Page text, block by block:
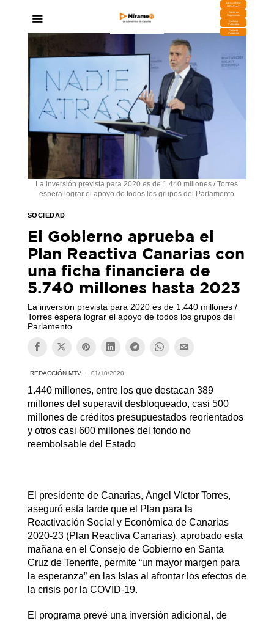
DESCARGA
MIRAPLAY
Buzón de
Sugerencias
Contratar
Publicidad
Contacto
Comercial
La inversión prevista para 2020 es de 1.440 millones / Torres
espera lograr el apoyo de todos los grupos del Parlamento
SOCIEDAD
El Gobierno aprueba el
Plan Reactiva Canarias con
una ficha financiera de
5.740 millones hasta 2023
La inversión prevista para 2020 es de 1.440 millones /
Torres espera lograr el apoyo de todos los grupos del
Parlamento
REDACCIÓN MTV 01/10/2020
1.440 millones, entre los que destacan 389
millones del superavit desbloqueado, casi 500
millones de créditos presupuestados reorientados
y otros casi 600 millones del fondo no
reembolsable del Estado
El presidente de Canarias, Ángel Víctor Torres,
aseguró esta tarde que el Plan para la
Reactivación Social y Económica de Canarias
2020-23 (Plan Reactiva Canarias), aprobado esta
mañana en el Consejo de Gobierno en Santa
Cruz de Tenerife, permite “un mayor margen para
la esperanza” en las Islas al afrontar los efectos de
la crisis por la COVID-19.
El programa prevé una inversión adicional, de